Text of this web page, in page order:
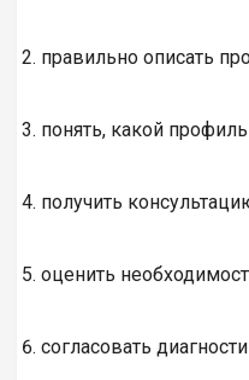
правильно описать
понять, какой
получить
оценить
согласовать